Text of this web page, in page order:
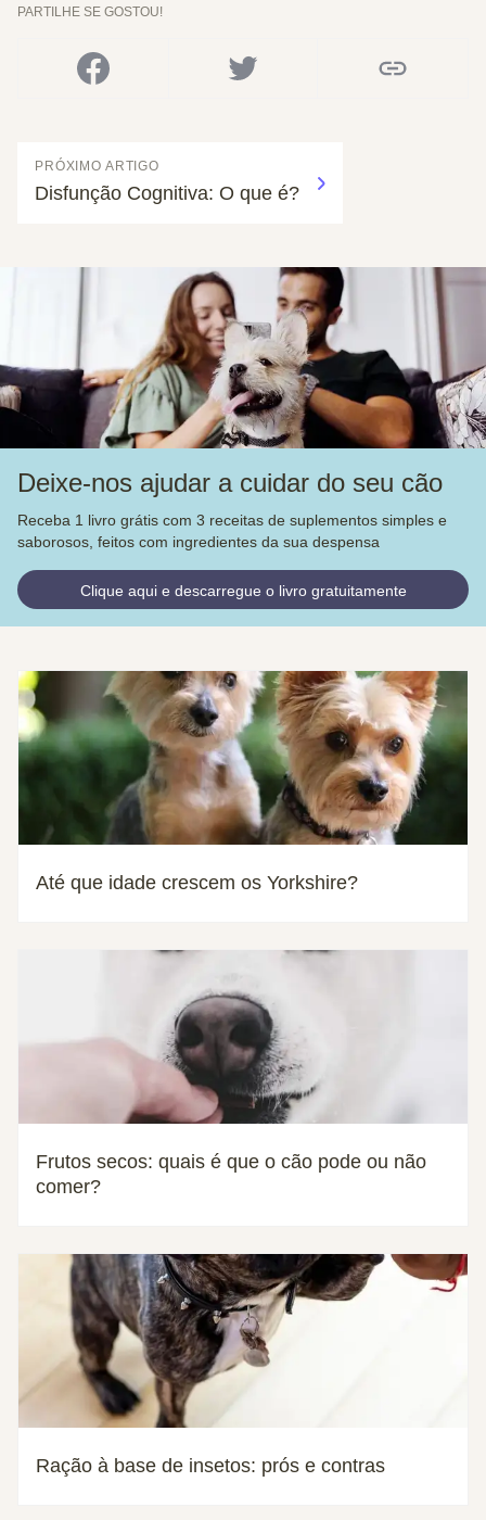
PARTILHE SE GOSTOU!
PRÓXIMO ARTIGO
Disfunção Cognitiva: O que é?
Deixe-nos ajudar a cuidar do seu cão
Receba 1 livro grátis com 3 receitas de suplementos simples e
saborosos, feitos com ingredientes da sua despensa
Clique aqui e descarregue o livro gratuitamente
Até que idade crescem os Yorkshire?
Frutos secos: quais é que o cão pode ou não
comer?
Ração à base de insetos: prós e contras